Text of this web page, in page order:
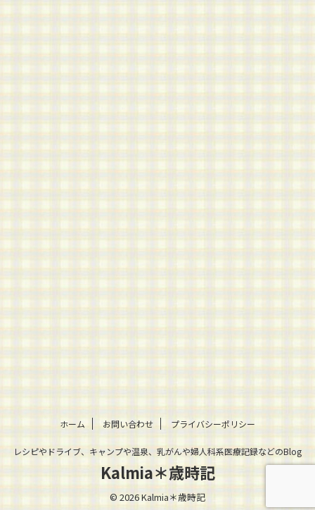
ホーム お問い合わせ プライバシーポリシー
レシピやドライブ、キャンプや温泉、乳がんや婦人科系医療記録などのBlog
Kalmia＊歳時記
© 2026 Kalmia＊歳時記